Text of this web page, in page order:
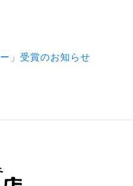
」受賞のお知らせ